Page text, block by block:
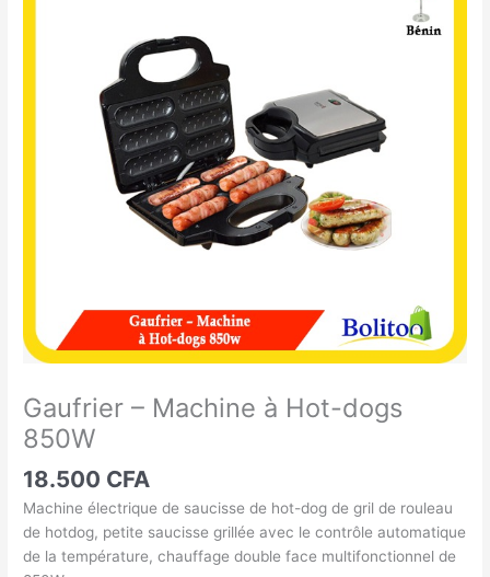
Gaufrier – Machine à Hot-dogs
850W
18.500 CFA
Machine électrique de saucisse de hot-dog de gril de rouleau
de hotdog, petite saucisse grillée avec le contrôle automatique
de la température, chauffage double face multifonctionnel de